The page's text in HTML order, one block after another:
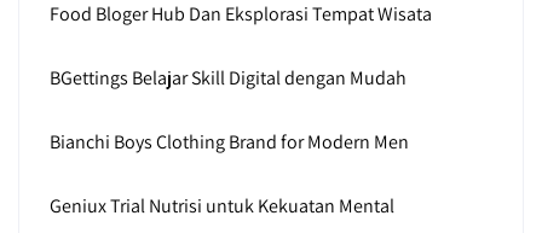
Food Bloger Hub Dan Eksplorasi Tempat Wisata
BGettings Belajar Skill Digital dengan Mudah
Bianchi Boys Clothing Brand for Modern Men
Geniux Trial Nutrisi untuk Kekuatan Mental